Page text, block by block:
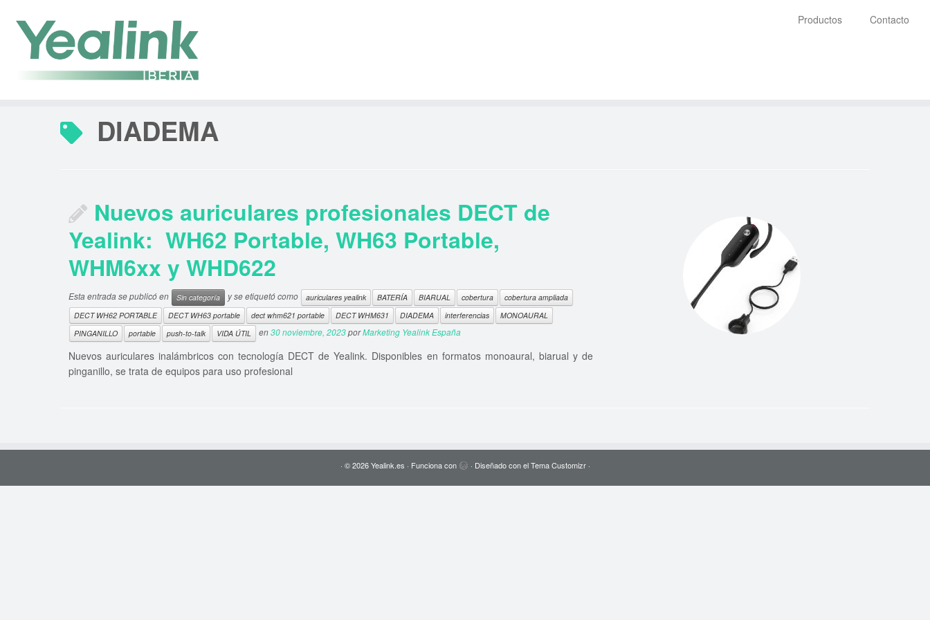
contenido
Productos Contacto
DIADEMA
Nuevos auriculares profesionales DECT de
Yealink: WH62 Portable, WH63 Portable,
WHM6xx y WHD622
Esta entrada se publicó en Sin categoría y se etiquetó como auriculares yealink BATERÍA BIARUAL cobertura
cobertura ampliada
DECT WH62 PORTABLE
DECT WH63 portable dect whm621 portable DECT WHM631 DIADEMA interferencias
MONOAURAL
PINGANILLO
portable push-to-talk VIDA ÚTIL en30 noviembre, 2023porMarketing Yealink España
Nuevos auriculares inalámbricos con tecnología DECT de Yealink. Disponibles en formatos monoaural, biarual y de
pinganillo, se trata de equipos para uso profesional
· © 2026 Yealink.es · Funciona con · Diseñado con elTema Customizr·